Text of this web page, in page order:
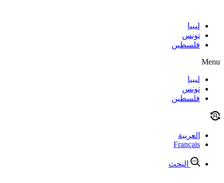
contentليبيا
تونس
فلسطين
Menu
ليبيا
تونس
فلسطين
العربية
Français
البحث